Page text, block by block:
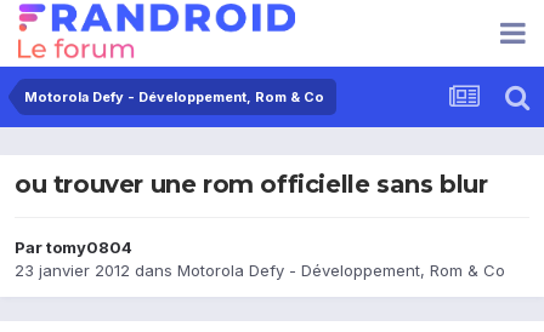
Motorola Defy - Développement, Rom & Co
ou trouver une rom officielle sans blur
Partomy0804
23 janvier 2012 dans Motorola Defy - Développement, Rom & Co